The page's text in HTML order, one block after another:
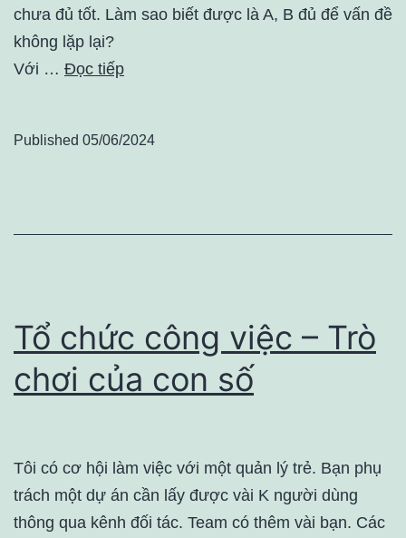
chưa đủ tốt. Làm sao biết được là A, B đủ để vấn đề
không lặp lại?
Với … Đọc tiếp
Published 05/06/2024
Tổ chức công việc – Trò
chơi của con số
Tôi có cơ hội làm việc với một quản lý trẻ. Bạn phụ
trách một dự án cần lấy được vài K người dùng
thông qua kênh đối tác. Team có thêm vài bạn. Các